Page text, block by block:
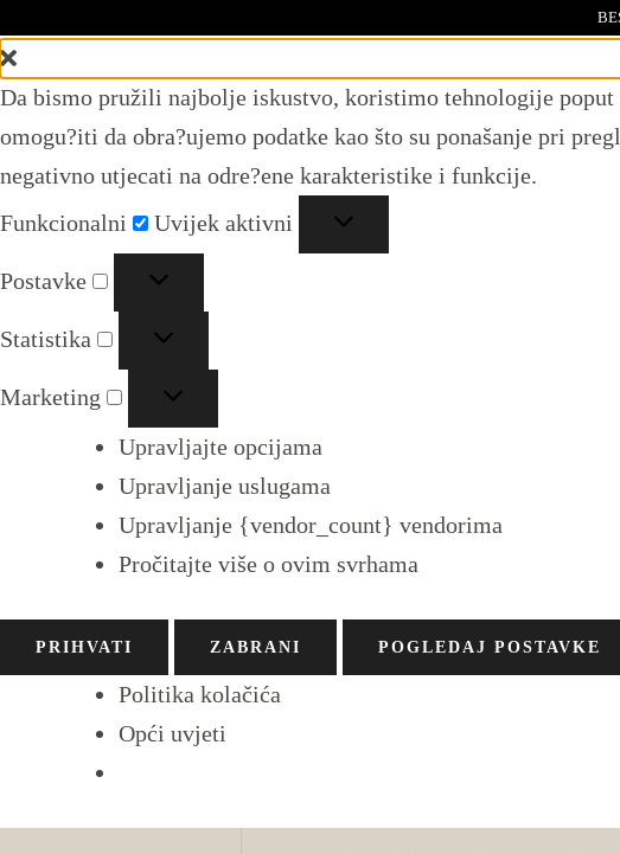
Da bismo pružili najbolje iskustvo, koristimo tehnologije
omogu?iti da obra?ujemo podatke kao što su ponašanje pri
negativno utjecati na odre?ene karakteristike i funkcije.
Funkcionalni
Funkcionalni
Uvijek aktivni
Postavke Postavke
Statistika Statistika
Marketing Marketing
Upravljajte opcijama
Upravljanje uslugama
Upravljanje {vendor_count} vendorima
Pročitajte više o ovim svrhama
PRIHVATI ZABRANI POGLEDAJ POSTAVKE
Politika kolačića
Opći uvjeti